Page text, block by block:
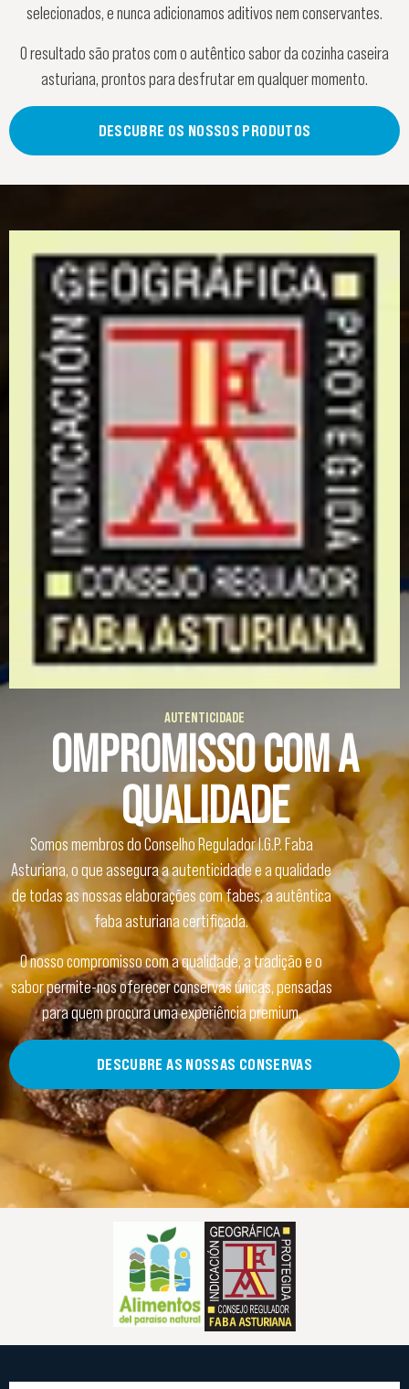
selecionados, e nunca adicionamos aditivos nem conservantes.
O resultado são pratos com o autêntico sabor da cozinha caseira
asturiana, prontos para desfrutar em qualquer momento.
DESCUBRE OS NOSSOS PRODUTOS
AUTENTICIDADE
OMPROMISSO COM A
QUALIDADE
Somos membros do Conselho Regulador I.G.P. Faba
Asturiana, o que assegura a autenticidade e a qualidade
de todas as nossas elaborações com fabes, a autêntica
faba asturiana certificada.
O nosso compromisso com a qualidade, a tradição e o
sabor permite-nos oferecer conservas únicas, pensadas
para quem procura uma experiência premium.
DESCUBRE AS NOSSAS CONSERVAS